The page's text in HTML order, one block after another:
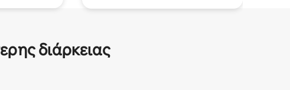
διάρκειας